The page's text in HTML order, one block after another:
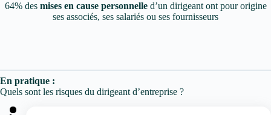
64% des mises en cause personnelled’un dirigeant ont pour origine
ses associés, ses salariés ou ses fournisseurs
En pratique :
Quels sont les risques du dirigeant d’entreprise ?